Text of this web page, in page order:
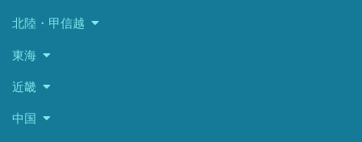
北陸・甲信越
東海
近畿
中国